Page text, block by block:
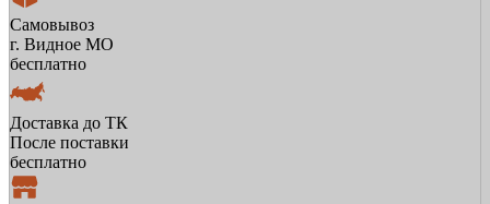
Самовывоз
г. Видное МО
бесплатно
Доставка до ТК
После поставки
бесплатно